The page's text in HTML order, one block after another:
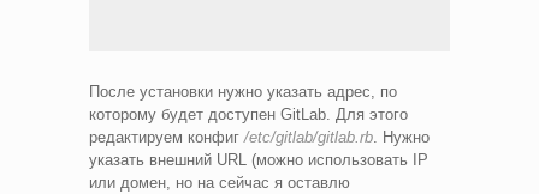
После установки нужно указать адрес, по
которому будет доступен GitLab. Для этого
редактируем конфиг/etc/gitlab/gitlab.rb. Нужно
указать внешний URL (можно использовать IP
или домен, но на сейчас я оставлю